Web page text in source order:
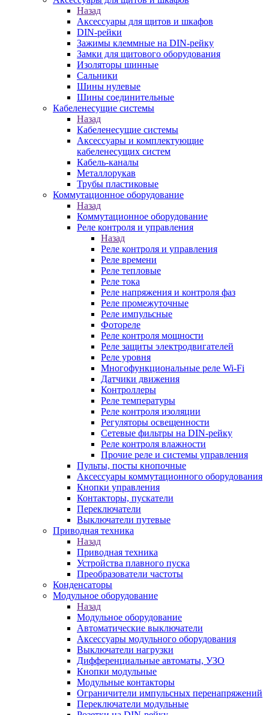
Назад
Аксессуары для щитов и шкафов
DIN-рейки
Зажимы клеммные на DIN-рейку
Замки для щитового оборудования
Изоляторы шинные
Сальники
Шины нулевые
Шины соединительные
Кабеленесущие системы
Назад
Кабеленесущие системы
Аксессуары и комплектующие
кабеленесущих систем
Кабель-каналы
Металлорукав
Трубы пластиковые
Коммутационное оборудование
Назад
Коммутационное оборудование
Реле контроля и управления
Назад
Реле контроля и управления
Реле времени
Реле тепловые
Реле тока
Реле напряжения и контроля фаз
Реле промежуточные
Реле импульсные
Фотореле
Реле контроля мощности
Реле защиты электродвигателей
Реле уровня
Многофункциональные реле Wi-Fi
Датчики движения
Контроллеры
Реле температуры
Реле контроля изоляции
Регуляторы освещенности
Сетевые фильтры на DIN-рейку
Реле контроля влажности
Прочие реле и системы управления
Пульты, посты кнопочные
Аксессуары коммутационного оборудования
Кнопки управления
Контакторы, пускатели
Переключатели
Выключатели путевые
Приводная техника
Назад
Приводная техника
Устройства плавного пуска
Преобразователи частоты
Конденсаторы
Модульное оборудование
Назад
Модульное оборудование
Автоматические выключатели
Аксессуары модульного оборудования
Выключатели нагрузки
Дифференциальные автоматы, УЗО
Кнопки модульные
Модульные контакторы
Ограничители импульсных перенапряжений
Переключатели модульные